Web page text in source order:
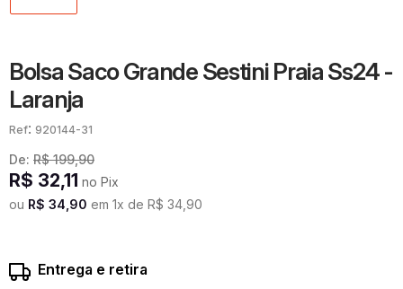
Bolsa Saco Grande Sestini Praia Ss24 -
Laranja
: 920144-31
De: R$ 199,90
R$ 32,11 no Pix
ou R$ 34 90 em 1x de R$ 34 90
Entrega e retira